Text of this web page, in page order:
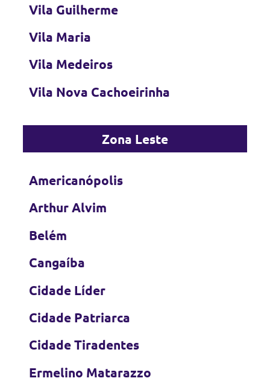
Vila Guilherme
Vila Maria
Vila Medeiros
Vila Nova Cachoeirinha
Zona Leste
Americanópolis
Arthur Alvim
Belém
Cangaíba
Cidade Líder
Cidade Patriarca
Cidade Tiradentes
Ermelino Matarazzo